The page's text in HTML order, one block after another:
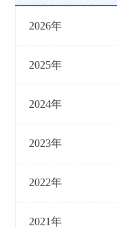
2026年
2025年
2024年
2023年
2022年
2021年